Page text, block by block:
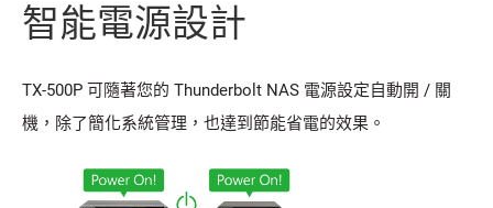
智能電源設計
TX-500P 可隨著您的 Thunderbolt NAS 電源設定自動開 / 關
機，除了簡化系統管理，也達到節能省電的效果。